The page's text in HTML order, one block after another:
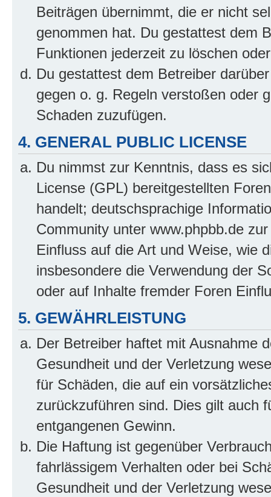
Beiträgen übernimmt, die er nicht
genommen hat. Du gestattest dem
Funktionen jederzeit zu löschen
Du gestattest dem Betreiber
gegen o. g. Regeln verstoßen oder
Schaden zuzufügen.
4. GENERAL PUBLIC LICENSE
Du nimmst zur Kenntnis, dass es
License (GPL) bereitgestellten
handelt; deutschsprachige
Community unter www.phpbb.de
Einfluss auf die Art und Weise, wie
insbesondere die Verwendung der
oder auf Inhalte fremder Foren
5. GEWÄHRLEISTUNG
Der Betreiber haftet mit Ausnahme
Gesundheit und der Verletzung
für Schäden, die auf ein
zurückzuführen sind. Dies gilt auch
entgangenen Gewinn.
Die Haftung ist gegenüber
fahrlässigem Verhalten oder bei
Gesundheit und der Verletzung